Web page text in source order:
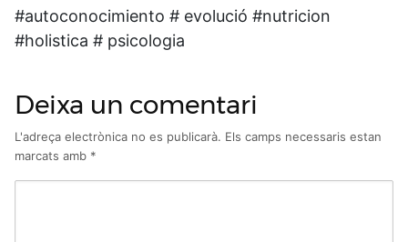
#autoconocimiento # evolució #nutricion
#holistica # psicologia
Deixa un comentari
L'adreça electrònica no es publicarà. Els camps necessaris estan
marcats amb *